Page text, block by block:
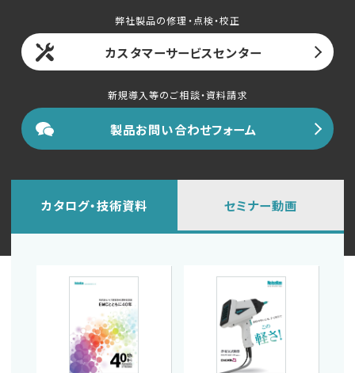
弊社製品の修理・点検・校正
カスタマーサービスセンター
新規導入等のご相談・資料請求
製品お問い合わせフォーム
カタログ・技術資料 セミナー動画